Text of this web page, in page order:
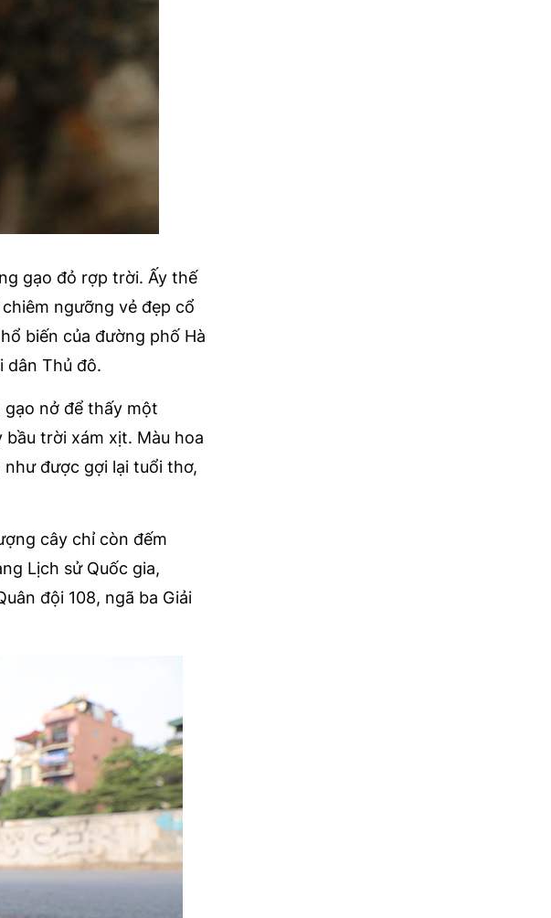
gạo đỏ rợp trời. Ấy thế
ngưỡng vẻ đẹp cổ
biến của đường phố Hà
dân Thủ đô.
nở để thấy một
trời xám xịt. Màu hoa
được gợi lại tuổi thơ,
cây chỉ còn đếm
Lịch sử Quốc gia,
đội 108, ngã ba Giải